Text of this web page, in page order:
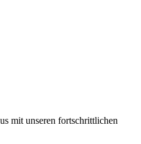
mit unseren fortschrittlichen